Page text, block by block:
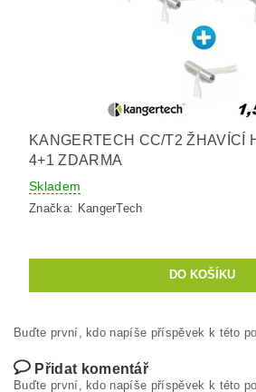
KANGERTECH CC/T2 ŽHAVÍCÍ
4+1 ZDARMA
Skladem
Značka: KangerTech
Buďte první, kdo napíše příspěvek k této
Přidat komentář
Buďte první, kdo napíše příspěvek k této